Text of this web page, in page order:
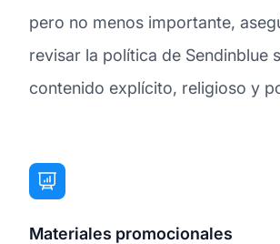
pero no menos importante,
revisar la política de Sendinblue
contenido explícito, religioso y
Materiales promocionales